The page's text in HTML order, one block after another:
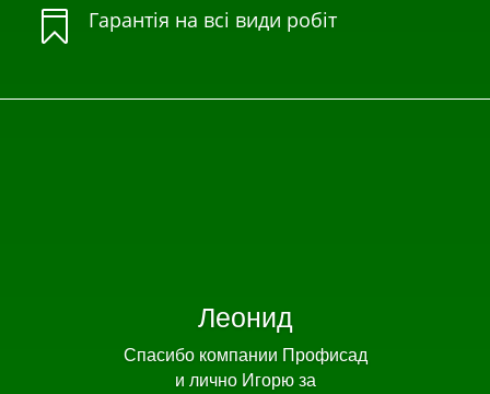
 Гарантія на всі види робіт
Леонид
Спасибо компании Профисад
и лично Игорю за